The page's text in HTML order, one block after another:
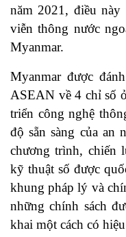
năm 2021, điều này
viễn thông nước
Myanmar.
Myanmar được
ASEAN về 4 chỉ số
triển công nghệ
độ sẵn sàng của an
chương trình, chiến
kỹ thuật số được
khung pháp lý và
những chính sách
khai một cách có